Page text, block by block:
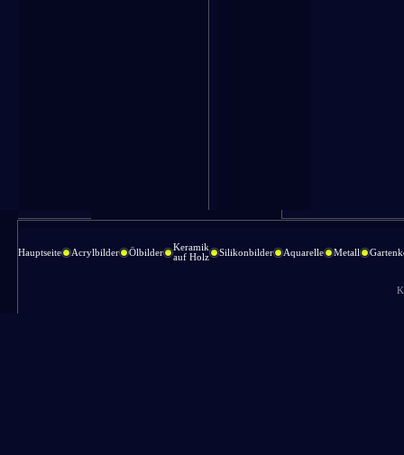
Hauptseite Acrylbilder Ölbilder
Keramik
auf Holz
Silikonbilder Aquarelle Metall